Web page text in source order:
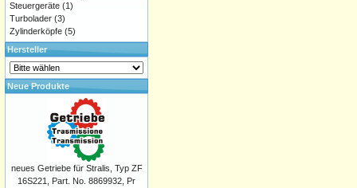
Steuergeräte (1)
Turbolader (3)
Zylinderköpfe (5)
Hersteller
Neue Produkte
neues Getriebe für Stralis, Typ ZF
16S221, Part. No. 8869932, Pr